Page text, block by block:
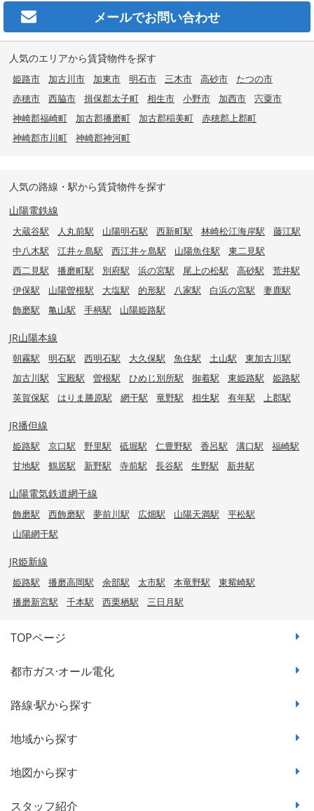
メールでお問い合わせ
人気のエリアから賃貸物件を探す
姫路市 加古川市 加東市 明石市 三木市 高砂市
たつの市
赤穂市
西脇市 揖保郡太子町 相生市 小野市 加西市
宍粟市
神崎郡福崎町
加古郡播磨町 加古郡稲美町
赤穂郡上郡町
神崎郡市川町
神崎郡神河町
人気の路線・駅から賃貸物件を探す
山陽電鉄線
大蔵谷駅 人丸前駅 山陽明石駅 西新町駅 林崎松江海岸駅
藤江駅
中八木駅
江井ヶ島駅 西江井ヶ島駅 山陽魚住駅
東二見駅
西二見駅
播磨町駅 別府駅 浜の宮駅 尾上の松駅 高砂駅
荒井駅
伊保駅
山陽曽根駅 大塩駅 的形駅 八家駅 白浜の宮駅
妻鹿駅
飾磨駅
亀山駅 手柄駅 山陽姫路駅
JR山陽本線
朝霧駅 明石駅 西明石駅 大久保駅 魚住駅 土山駅
東加古川駅
加古川駅
宝殿駅 曽根駅 ひめじ別所駅 御着駅 東姫路駅
姫路駅
英賀保駅
はりま勝原駅 網干駅 竜野駅 相生駅 有年駅 上郡駅
JR播但線
姫路駅 京口駅 野里駅 砥堀駅 仁豊野駅 香呂駅 溝口駅
福崎駅
甘地駅
鶴居駅 新野駅 寺前駅 長谷駅 生野駅 新井駅
山陽電気鉄道網干線
飾磨駅 西飾磨駅 夢前川駅 広畑駅 山陽天満駅
平松駅
山陽網干駅
JR姫新線
姫路駅 播磨高岡駅 余部駅 太市駅 本竜野駅
東觜崎駅
播磨新宮駅
千本駅 西栗栖駅 三日月駅
TOPページ
都市ガス·オール電化
路線·駅から探す
地域から探す
地図から探す
スタッフ紹介